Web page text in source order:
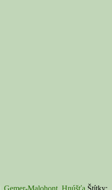
Gemer-Malohont Hnúšťa Štítky: